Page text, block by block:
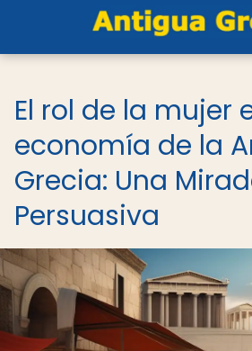
El rol de la mujer
economía de la
Grecia: Una
Persuasiva